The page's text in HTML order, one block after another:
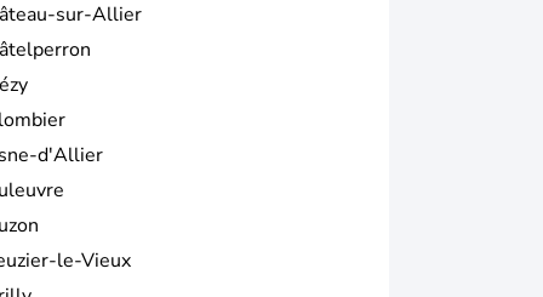
sur-Allier
d'Allier
le-Vieux